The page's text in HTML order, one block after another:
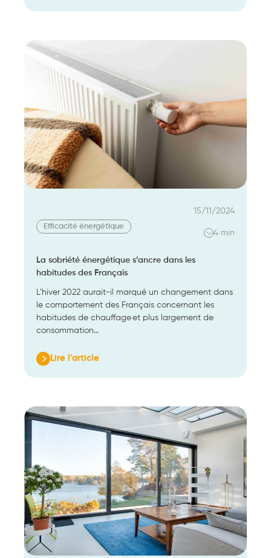
MaPrimeRénov’
savoir
l’habilitation
mandataires
Anah
Efficacité énergétique
15/11/2024
4 min
La sobriété énergétique s’ancre dans les
habitudes des Français
L’hiver 2022 aurait-il marqué un changement dans
le comportement des Français concernant les
habitudes de chauffage et plus largement de
consommation…
Lire l’article
:
La
s’ancre
des
Français